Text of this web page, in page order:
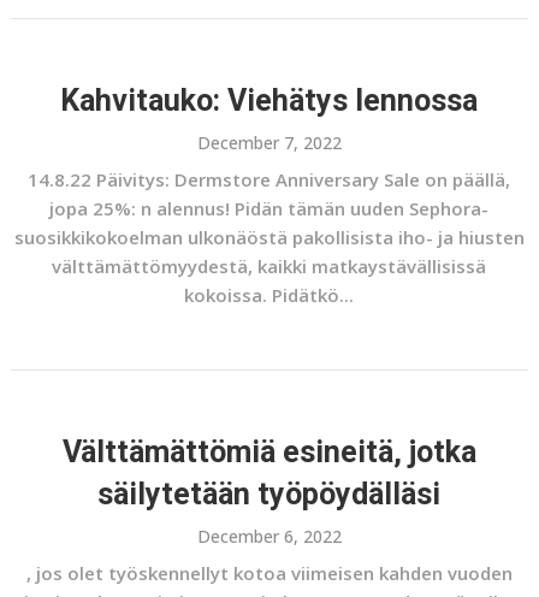
Kahvitauko: Viehätys lennossa
December 7, 2022
14.8.22 Päivitys: Dermstore Anniversary Sale on päällä,
jopa 25%: n alennus! Pidän tämän uuden Sephora-
suosikkikokoelman ulkonäöstä pakollisista iho- ja hiusten
välttämättömyydestä, kaikki matkaystävällisissä
kokoissa. Pidätkö...
Välttämättömiä esineitä, jotka
säilytetään työpöydälläsi
December 6, 2022
, jos olet työskennellyt kotoa viimeisen kahden vuoden